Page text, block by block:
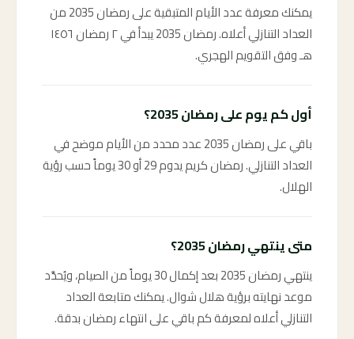
يمكنك معرفة عدد الأيام المتبقية على رمضان 2035 من
العداد التنازلي أعلاه. رمضان 2035 يبدأ في ٢ رمضان ١٤٥٦
هـ وفق التقويم الهجري.
أول كم يوم على رمضان 2035؟
باقي على رمضان 2035 عدد محدد من الأيام موضح في
العداد التنازلي. رمضان كريم يدوم 29 أو 30 يوماً حسب رؤية
الهلال.
متى ينتهي رمضان 2035؟
ينتهي رمضان 2035 بعد إكمال 30 يوماً من الصيام، ويُحدَّد
موعد نهايته برؤية هلال شوال. يمكنك متابعة العداد
التنازلي أعلاه لمعرفة كم باقي على انتهاء رمضان بدقة.